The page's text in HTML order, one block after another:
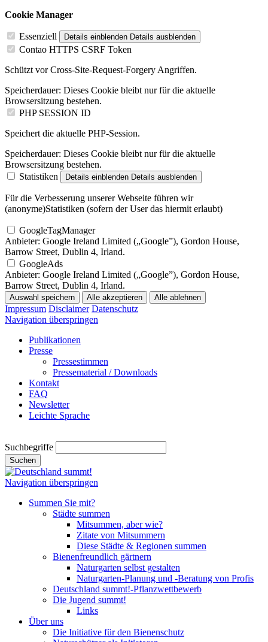
Cookie Manager
Essenziell Details einblenden Details ausblenden
Contao HTTPS CSRF Token
Schützt vor Cross-Site-Request-Forgery Angriffen.
Speicherdauer: Dieses Cookie bleibt nur für die aktuelle
Browsersitzung bestehen.
PHP SESSION ID
Speichert die aktuelle PHP-Session.
Speicherdauer: Dieses Cookie bleibt nur für die aktuelle
Browsersitzung bestehen.
Statistiken
Details einblenden Details ausblenden
Für die Verbesserung unserer Webseite führen wir
(anonyme)Statistiken (sofern der User das hiermit erlaubt)
GoogleTagManager
Anbieter: Google Ireland Limited („Google”), Gordon House,
Barrow Street, Dublin 4, Irland.
GoogleAds
Anbieter: Google Ireland Limited („Google”), Gordon House,
Barrow Street, Dublin 4, Irland.
Auswahl speichern Alle akzeptieren Alle ablehnen
Impressum Disclaimer Datenschutz
Navigation überspringen
Publikationen
Presse
Pressestimmen
Pressematerial / Downloads
Kontakt
FAQ
Newsletter
Leichte Sprache
Suchbegriffe
Suchen
Navigation überspringen
Summen Sie mit?
Städte summen
Mitsummen, aber wie?
Zitate von Mitsummern
Diese Städte & Regionen summen
Bienenfreundlich gärtnern
Naturgarten selbst gestalten
Naturgarten-Planung und -Beratung von Profis
Deutschland summt!-Pflanzwettbewerb
Die Jugend summt!
Links
Über uns
Die Initiative für den Bienenschutz